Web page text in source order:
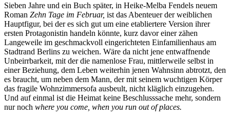
Sieben Jahre und ein Buch später, in Heike-Melba Fendels neuem
Roman Zehn Tage im Februar, ist das Abenteuer der weiblichen
Hauptfigur, bei der es sich gut um eine etabliertere Version ihrer
ersten Protagonistin handeln könnte, kurz davor einer zähen
Langeweile im geschmackvoll eingerichteten Einfamilienhaus am
Stadtrand Berlins zu weichen. Wäre da nicht jene entwaffnende
Unbeirrbarkeit, mit der die namenlose Frau, mittlerweile selbst in
einer Beziehung, dem Leben weiterhin jenen Wahnsinn abtrotzt, den
es braucht, um neben dem Mann, der mit seinem wuchtigen Körper
das fragile Wohnzimmersofa ausbeult, nicht kläglich einzugehen.
Und auf einmal ist die Heimat keine Beschlusssache mehr, sondern
nur noch where you come, when you run out of places.